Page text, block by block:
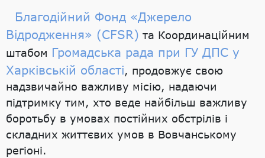
Благодійний Фонд «Джерело
Відродження» (CFSR) та Координаційним
штабом Громадська рада при ГУ ДПС у
Харківській області, продовжує свою
надзвичайно важливу місію, надаючи
підтримку тим, хто веде найбільш важливу
боротьбу в умовах постійних обстрілів і
складних життєвих умов в Вовчанському
регіоні.